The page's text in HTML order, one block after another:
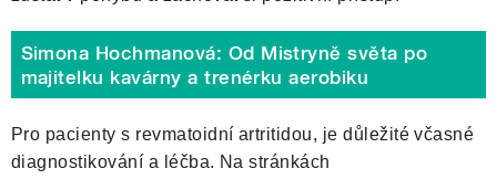
Simona Hochmanová: Od Mistryně světa po
majitelku kavárny a trenérku aerobiku
Pro pacienty s revmatoidní artritidou, je důležité včasné
diagnostikování a léčba. Na stránkách